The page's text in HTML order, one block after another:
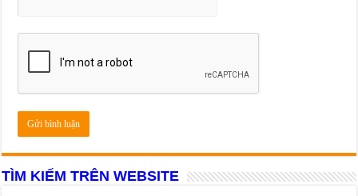
TÌM KIẾM TRÊN WEBSITE